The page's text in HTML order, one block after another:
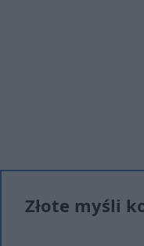
Złote myśli